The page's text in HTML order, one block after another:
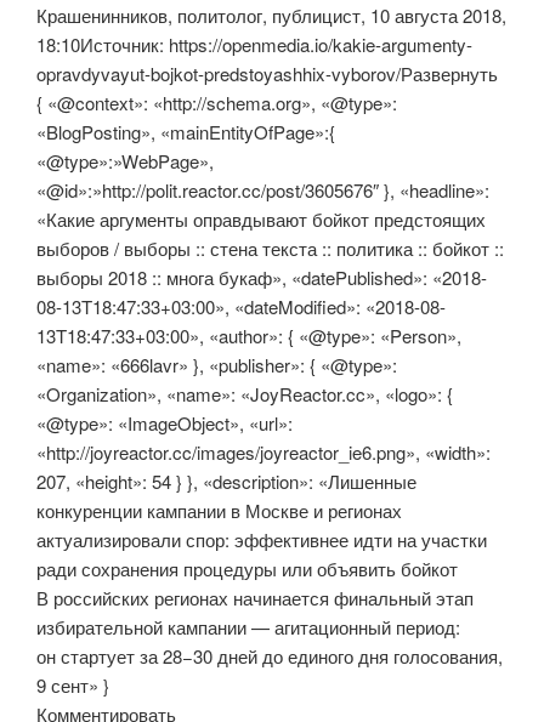
Крашенинников, политолог, публицист, 10 августа 2018,
18:10Источник: https://openmedia.io/kakie-argumenty-
opravdyvayut-bojkot-predstoyashhix-vyborov/Развернуть
{ «@context»: «http://schema.org», «@type»:
«BlogPosting», «mainEntityOfPage»:{
«@type»:»WebPage»,
«@id»:»http://polit.reactor.cc/post/3605676″ }, «headline»:
«Какие аргументы оправдывают бойкот предстоящих
выборов / выборы :: стена текста :: политика :: бойкот ::
выборы 2018 :: многа букаф», «datePublished»: «2018-
08-13T18:47:33+03:00», «dateModified»: «2018-08-
13T18:47:33+03:00», «author»: { «@type»: «Person»,
«name»: «666lavr» }, «publisher»: { «@type»:
«Organization», «name»: «JoyReactor.cc», «logo»: {
«@type»: «ImageObject», «url»:
«http://joyreactor.cc/images/joyreactor_ie6.png», «width»:
207, «height»: 54 } }, «description»: «Лишенные
конкуренции кампании в Москве и регионах
актуализировали спор: эффективнее идти на участки
ради сохранения процедуры или объявить бойкот
В российских регионах начинается финальный этап
избирательной кампании — агитационный период:
он стартует за 28−30 дней до единого дня голосования,
9 сент» }
Комментировать